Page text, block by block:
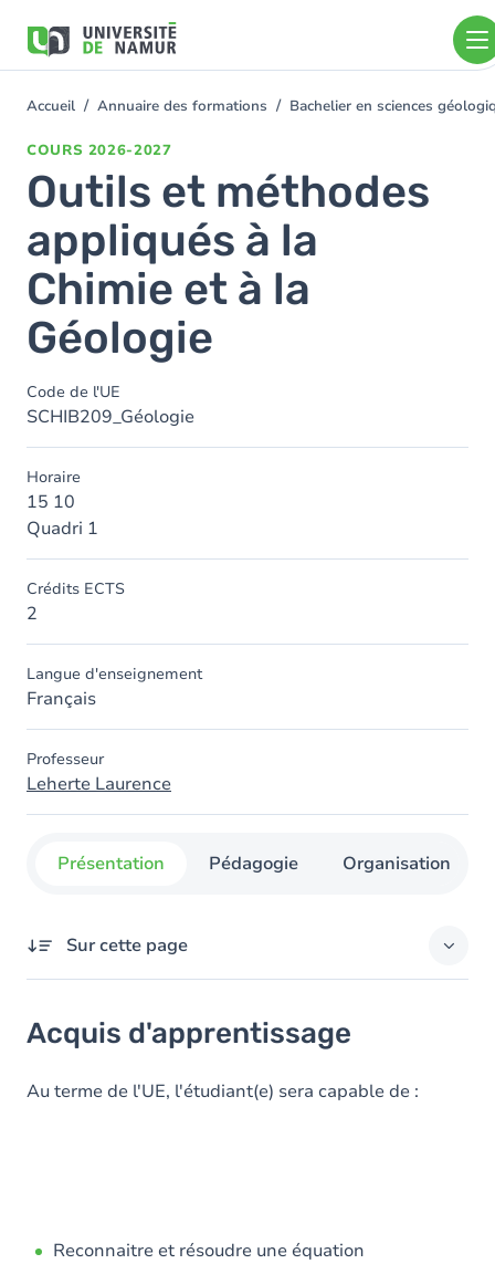
contenu
You
Accueil Annuaire des formations Bachelier en sciences
COURS 2026-2027
Outils et méthodes
appliqués à la
Chimie et à la
Géologie
Code de l'UE
SCHIB209_Géologie
Horaire
15 10
Quadri 1
Crédits ECTS
2
Langue d'enseignement
Français
Professeur
Leherte Laurence
Présentation Pédagogie Organisation
Sur cette page
Objectifs
Contenu
Acquis d'apprentissage
Au terme de l'UE, l'étudiant(e) sera capable de :
Reconnaitre et résoudre une équation